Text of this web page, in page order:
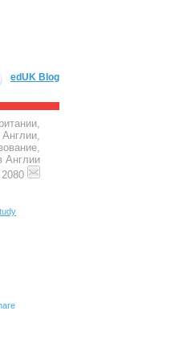
edUK Blog
Англии,
Англии